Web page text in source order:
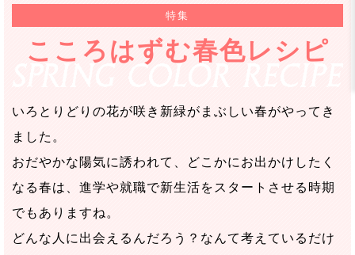
特集
こころはずむ春色レシピ
いろとりどりの花が咲き新緑がまぶしい春がやってき
ました。
おだやかな陽気に誘われて、どこかにお出かけしたく
なる春は、進学や就職で新生活をスタートさせる時期
でもありますね。
どんな人に出会えるんだろう？なんて考えているだけ